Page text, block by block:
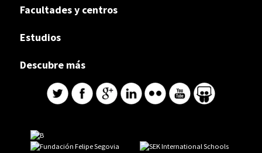
Facultades y centros
Estudios
Descubre más